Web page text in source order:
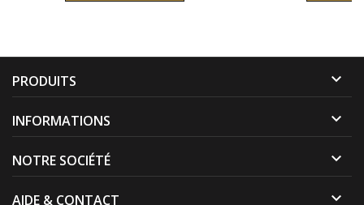
PRODUITS 
INFORMATIONS 
NOTRE SOCIÉTÉ 
AIDE & CONTACT 